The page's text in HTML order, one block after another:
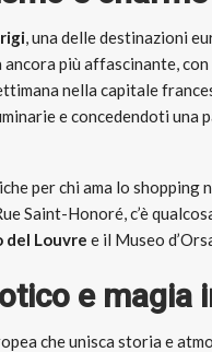
, una delle destinazioni
più affascinante,
nella capitale
e concedendoti una
per chi ama lo
Saint-Honoré, c’è
del Louvre e il Museo
e magia
che unisca storia e